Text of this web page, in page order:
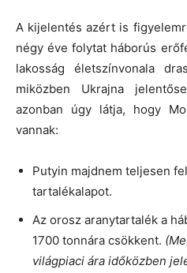
A kijelentés azért is
négy éve folytat háborús
lakosság életszínvonala
miközben Ukrajna
azonban úgy látja, hogy
vannak:
Putyin majdnem teljesen
tartalékalapot.
Az orosz aranytartalék a
1700 tonnára csökkent.
világpiaci ára időközben